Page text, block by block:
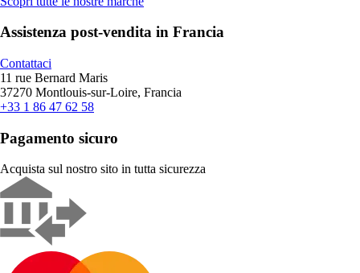
Assistenza post-vendita in Francia
Contattaci
11 rue Bernard Maris
37270 Montlouis-sur-Loire, Francia
+33 1 86 47 62 58
Pagamento sicuro
Acquista sul nostro sito in tutta sicurezza